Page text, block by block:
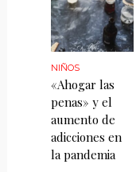
NIÑOS
«Ahogar las
penas» y el
aumento de
adicciones en
la pandemia